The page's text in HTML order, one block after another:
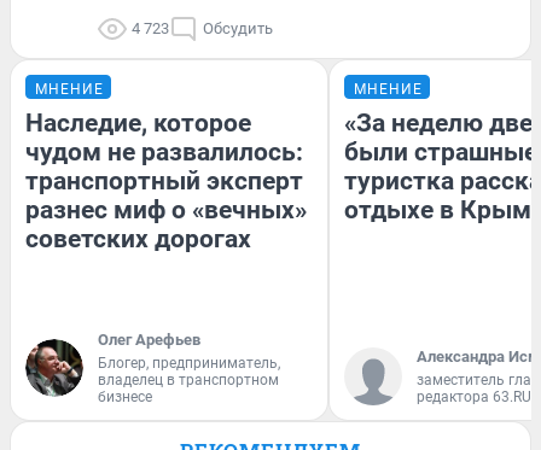
4 723 Обсудить
МНЕНИЕ
Наследие, которое
чудом не развалилось:
транспортный эксперт
разнес миф о «вечных»
советских дорогах
Олег Арефьев
Блогер, предприниматель,
владелец в транспортном
бизнесе
МНЕНИЕ
«За неделю две
были
туристка
отдыхе в
Александра
заместитель
редактора 63.RU